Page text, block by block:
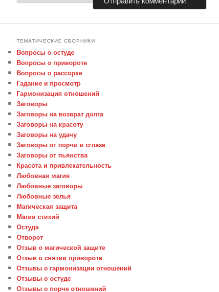
ТЕМАТИЧЕСКИЕ СБОРНИКИ
Вопросы о остуде
Вопросы о привороте
Вопросы о рассорке
Гадание и просмотр
Гармонизация отношений
Заговоры
Заговоры на возврат долга
Заговоры на красоту
Заговоры на удачу
Заговоры от порчи и сглаза
Заговоры от пьянства
Красота и привлекательность
Любовная магия
Любовные заговоры
Любовные зелья
Магическая защита
Магия стихий
Остуда
Отворот
Отзыв о магической защите
Отзыв о снятии приворота
Отзывы о гармонизации отношений
Отзывы о остуде
Отзывы о порче отношений